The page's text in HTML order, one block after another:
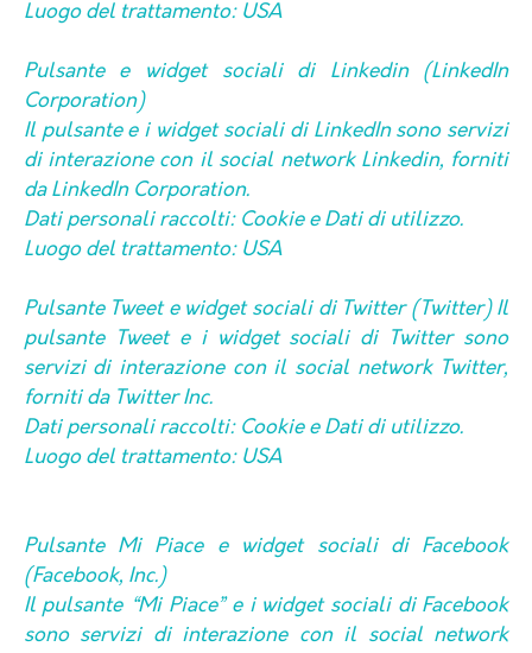
Luogo del trattamento: USA
Pulsante e widget sociali di Linkedin (LinkedIn
Corporation)
Il pulsante e i widget sociali di LinkedIn sono servizi
di interazione con il social network Linkedin, forniti
da LinkedIn Corporation.
Dati personali raccolti: Cookie e Dati di utilizzo.
Luogo del trattamento: USA
Pulsante Tweet e widget sociali di Twitter (Twitter) Il
pulsante Tweet e i widget sociali di Twitter sono
servizi di interazione con il social network Twitter,
forniti da Twitter Inc.
Dati personali raccolti: Cookie e Dati di utilizzo.
Luogo del trattamento: USA
Pulsante Mi Piace e widget sociali di Facebook
(Facebook, Inc.)
Il pulsante “Mi Piace” e i widget sociali di Facebook
sono servizi di interazione con il social network